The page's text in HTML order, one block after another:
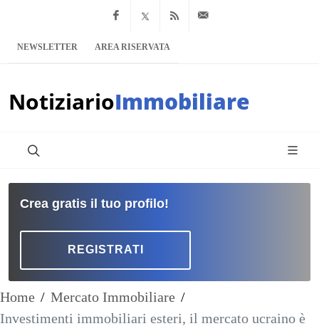
Facebook
x.com Feed RSS
NEWSLETTER AREA RISERVATA
NotiziarioImmobiliare
Crea gratis il tuo profilo!
REGISTRATI
Home / Mercato Immobiliare /
Investimenti immobiliari esteri, il mercato ucraino è